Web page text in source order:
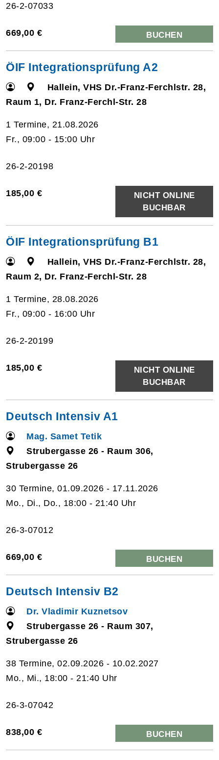
26-2-07033
669,00 € BUCHEN
ÖIF Integrationsprüfung A2
Hallein, VHS Dr.-Franz-Ferchlstr. 28,
Raum 1, Dr. Franz-Ferchl-Str. 28
1 Termine, 21.08.2026
Fr., 09:00 - 15:00 Uhr
26-2-20198
185,00 €
NICHT ONLINE
BUCHBAR
ÖIF Integrationsprüfung B1
Hallein, VHS Dr.-Franz-Ferchlstr. 28,
Raum 2, Dr. Franz-Ferchl-Str. 28
1 Termine, 28.08.2026
Fr., 09:00 - 16:00 Uhr
26-2-20199
185,00 €
NICHT ONLINE
BUCHBAR
Deutsch Intensiv A1
Mag. Samet Tetik
Strubergasse 26 - Raum 306,
Strubergasse 26
30 Termine, 01.09.2026 - 17.11.2026
Mo., Di., Do., 18:00 - 21:40 Uhr
26-3-07012
669,00 € BUCHEN
Deutsch Intensiv B2
Dr. Vladimir Kuznetsov
Strubergasse 26 - Raum 307,
Strubergasse 26
38 Termine, 02.09.2026 - 10.02.2027
Mo., Mi., 18:00 - 21:40 Uhr
26-3-07042
838,00 € BUCHEN